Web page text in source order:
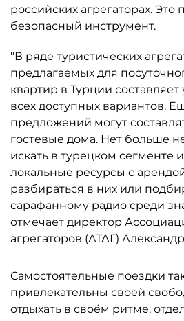
российских агрегаторах.
безопасный инструмент.
"В ряде туристических
предлагаемых для
квартир в Турции
всех доступных вариантов.
предложений могут
гостевые дома. Нет больше
искать в турецком сегменте
локальные ресурсы с
разбираться в них или
сарафанному радио среди
отмечает директор
агрегаторов (АТАГ)
Самостоятельные поездки
привлекательны своей
отдыхать в своём ритме,